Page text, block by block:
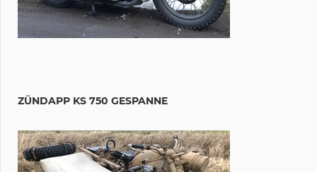
ZÜNDAPP KS 750 GESPANNE